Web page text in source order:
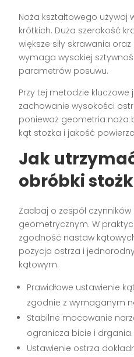
Noża kształtowego używaj
krótkich. Duża szerokość
większe siły skrawania
wymaga wysokiej
parametrów posuwu.
Przy tej metodzie
zachowanie wysokości
ponieważ geometria noża
kąt stożka i jakość
Jak
obróbki
Zadbaj o zespół
geometrycznym. W
zgodność nastaw
pozycja ostrza i
kątowym.
Prawidłowe ustawienie
zgodnie z wymaganym
Stabilne mocowanie
ogranicza bicie i drgania.
Ustawienie ostrza